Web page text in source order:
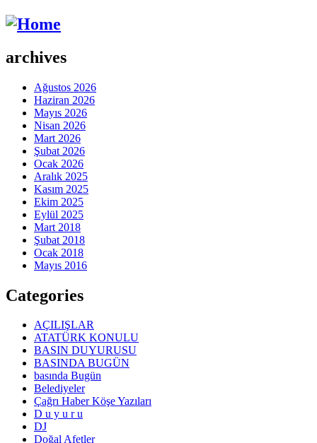
archives
Ağustos 2026
Haziran 2026
Mayıs 2026
Nisan 2026
Mart 2026
Şubat 2026
Ocak 2026
Aralık 2025
Kasım 2025
Ekim 2025
Eylül 2025
Mart 2018
Şubat 2018
Ocak 2018
Mayıs 2016
Categories
AÇILIŞLAR
ATATÜRK KONULU
BASIN DUYURUSU
BASINDA BUGÜN
basında Bugün
Belediyeler
Çağrı Haber Köşe Yazıları
D u y u r u
DJ
Doğal Afetler